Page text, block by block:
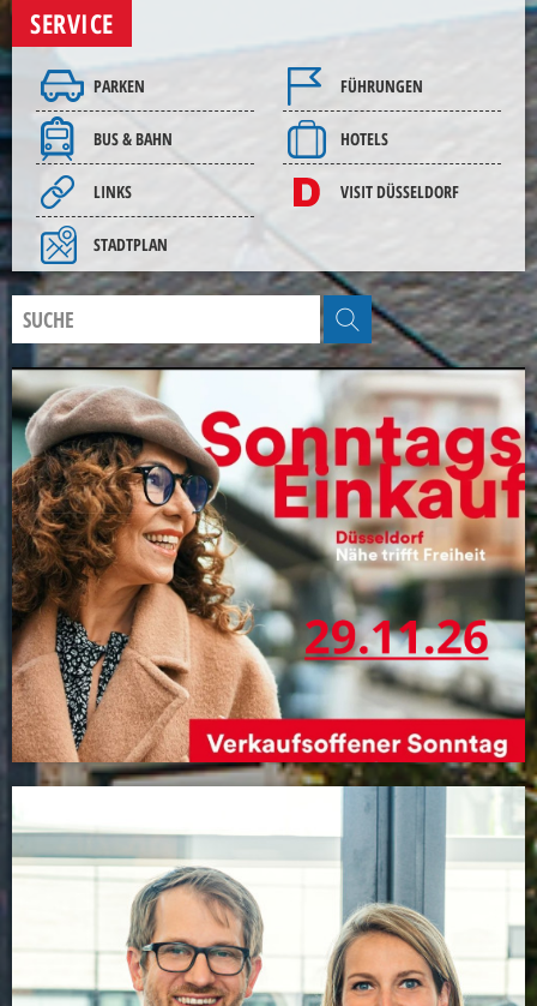
SERVICE
PARKEN
BUS & BAHN
LINKS
STADTPLAN
FÜHRUNGEN
HOTELS
VISIT DÜSSELDORF